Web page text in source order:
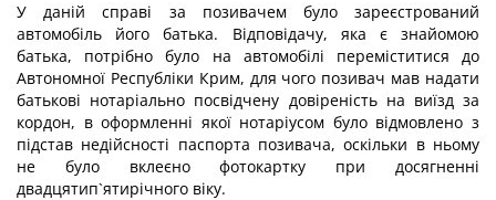
У даній справі за позивачем було зареєстрований
автомобіль його батька. Відповідачу, яка є знайомою
батька, потрібно було на автомобілі переміститися до
Автономної Республіки Крим, для чого позивач мав надати
батькові нотаріально посвідчену довіреність на виїзд за
кордон, в оформленні якої нотаріусом було відмовлено з
підстав недійсності паспорта позивача, оскільки в ньому
не було вклеєно фотокартку при досягненні
двадцятип`ятирічного віку.